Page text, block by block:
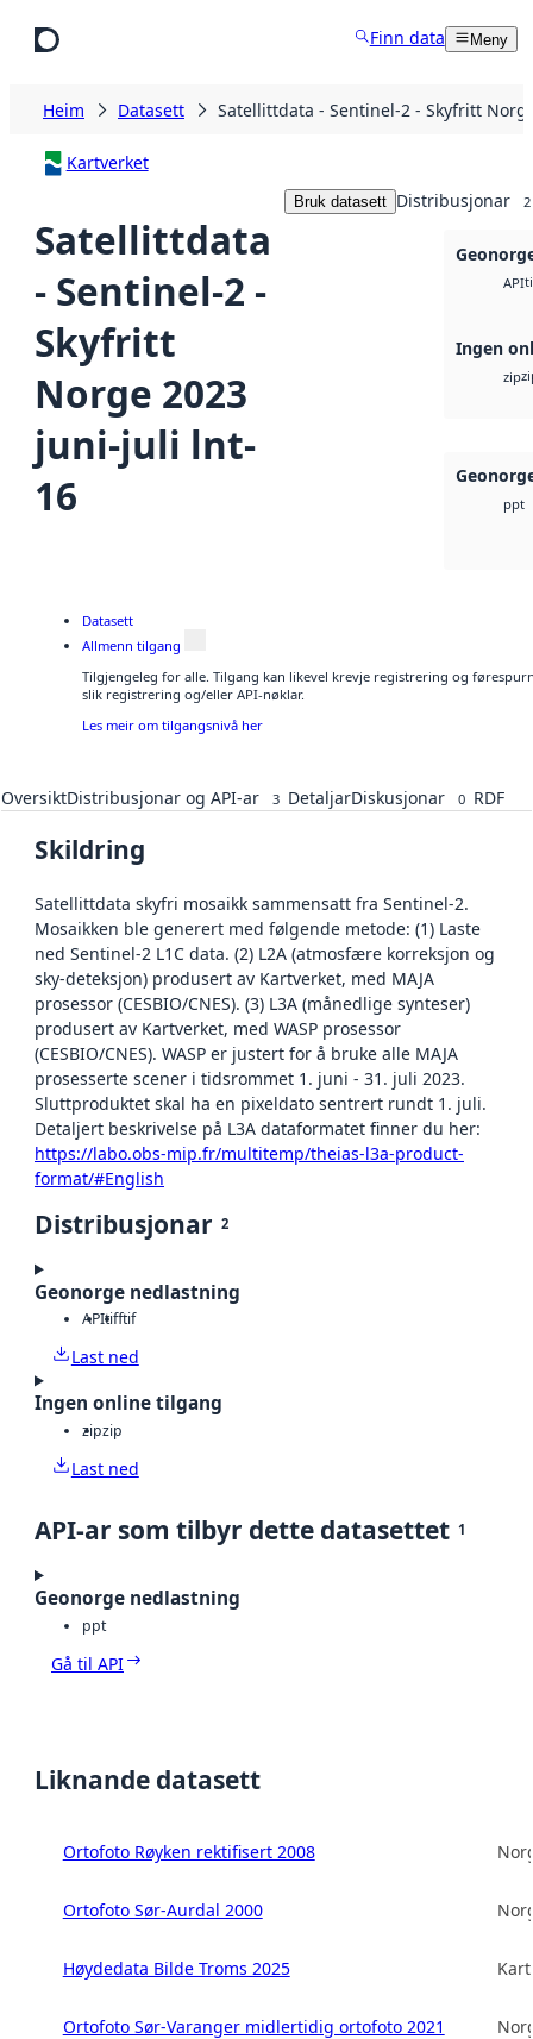
Finn data Meny
Heim Datasett Satellittdata - Sentinel-2 - Skyfritt
Kartverket
Satellittdata
- Sentinel-2 -
Skyfritt
Norge 2023
juni-juli lnt-
16
Bruk datasett Distribusjonar 2
API
Ingen
zip
ppt
Datasett
Allmenn tilgang
Tilgjengeleg for alle. Tilgang kan likevel krevje registrering og
slik registrering og/eller API-nøklar.
Les meir om tilgangsnivå her
OversiktDistribusjonar og API-ar 3 DetaljarDiskusjonar 0 RDF
Skildring
Satellittdata skyfri mosaikk sammensatt fra Sentinel-2.
Mosaikken ble generert med følgende metode: (1) Laste
ned Sentinel-2 L1C data. (2) L2A (atmosfære korreksjon og
sky-deteksjon) produsert av Kartverket, med MAJA
prosessor (CESBIO/CNES). (3) L3A (månedlige synteser)
produsert av Kartverket, med WASP prosessor
(CESBIO/CNES). WASP er justert for å bruke alle MAJA
prosesserte scener i tidsrommet 1. juni - 31. juli 2023.
Sluttproduktet skal ha en pixeldato sentrert rundt 1. juli.
Detaljert beskrivelse på L3A dataformatet finner du her:
https://labo.obs-mip.fr/multitemp/theias-l3a-product-
format/#English
Distribusjonar 2
Geonorge nedlastning
APItifftif
Last ned
Ingen online tilgang
zipzip
Last ned
API-ar som tilbyr dette datasettet 1
Geonorge nedlastning
ppt
Gå til API
Liknande datasett
Ortofoto Røyken rektifisert 2008
Ortofoto Sør-Aurdal 2000
Høydedata Bilde Troms 2025
Ortofoto Sør-Varanger midlertidig ortofoto 2021